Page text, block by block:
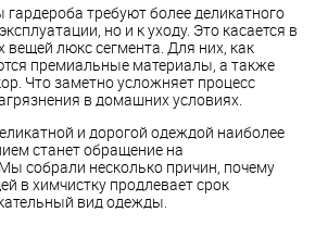
требуют более деликатного
но и к уходу. Это касается в
вещей люкс сегмента. Для них, как
премиальные материалы, а также
Что заметно усложняет процесс
в домашних условиях.
и дорогой одеждой наиболее
станет обращение на
. Мы собрали несколько причин, почему
в химчистку продлевает срок
вид одежды.